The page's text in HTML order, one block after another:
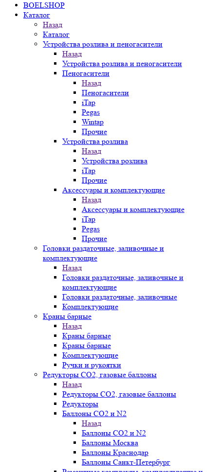
BOELSHOP
Каталог
Назад
Каталог
Устройства розлива и пеногасители
Назад
Устройства розлива и пеногасители
Пеногасители
Назад
Пеногасители
iTap
Pegas
Wintap
Прочие
Устройства розлива
Назад
Устройства розлива
iTap
Прочие
Аксессуары и комплектующие
Назад
Аксессуары и комплектующие
iTap
Pegas
Прочие
Головки раздаточные, заливочные и
комплектующие
Назад
Головки раздаточные, заливочные и
комплектующие
Головки раздаточные, заливочные
Комплектующие
Краны барные
Назад
Краны барные
Краны барные
Комплектующие
Ручки и рукоятки
Редукторы СО2, газовые баллоны
Назад
Редукторы СО2, газовые баллоны
Редукторы
Баллоны СО2 и N2
Назад
Баллоны СО2 и N2
Баллоны Москва
Баллоны Краснодар
Баллоны Санкт-Петербург